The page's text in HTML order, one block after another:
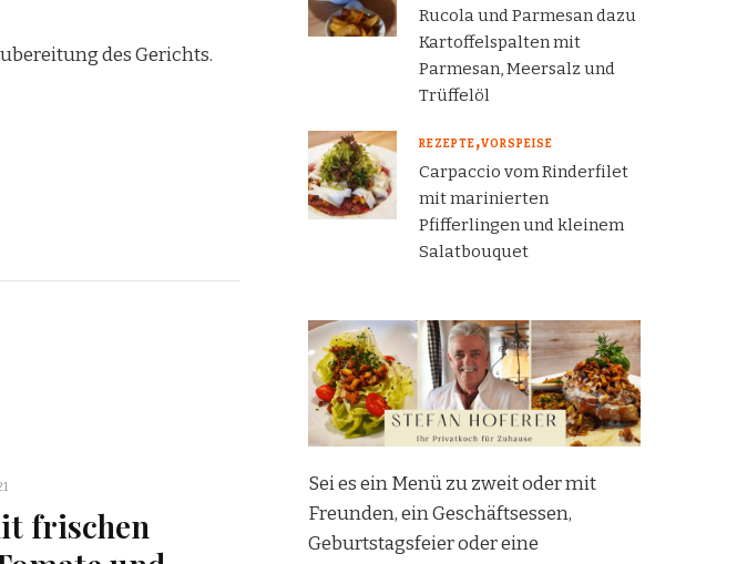
des Gerichts.
frischen
Rucola und Parmesan dazu
Kartoffelspalten mit
Parmesan, Meersalz und
Trüffelöl
REZEPTE VORSPEISE
Carpaccio vom Rinderfilet
mit marinierten
Pfifferlingen und kleinem
Salatbouquet
Sei es ein Menü zu zweit oder mit
Freunden, ein Geschäftsessen,
Geburtstagsfeier oder eine